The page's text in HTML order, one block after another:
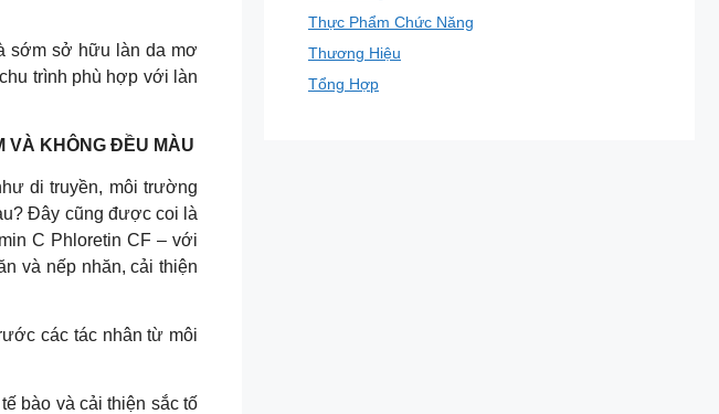
sớm sở hữu làn da mơ
trình phù hợp với làn
VÀ KHÔNG ĐỀU MÀU
di truyền, môi trường
Đây cũng được coi là
C Phloretin CF – với
và nếp nhăn, cải thiện
các tác nhân từ môi
bào và cải thiện sắc tố
Thực Phẩm Chức Năng
Thương Hiệu
Tổng Hợp